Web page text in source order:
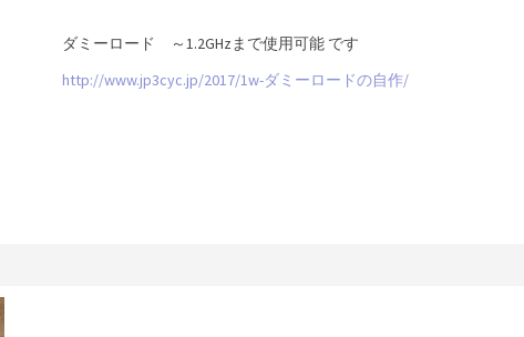
ダミーロード ～1.2GHzまで使用可能 です
http://www.jp3cyc.jp/2017/1w-ダミーロードの自作/